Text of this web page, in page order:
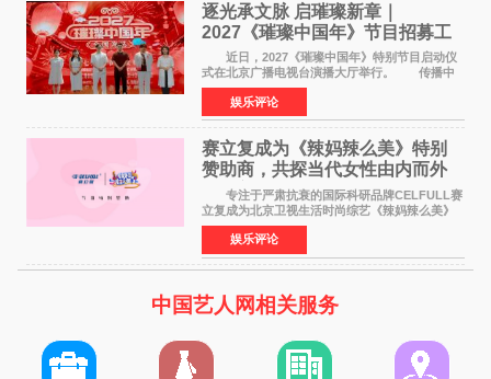
逐光承文脉 启璀璨新章｜
2027《璀璨中国年》节目招募工
作圆满启动
近日，2027《璀璨中国年》特别节目启动仪
式在北京广播电视台演播大厅举行。 传播中
华优秀传统文化，弘扬纯正国风艺术，打造高规
格、高质感、正能量的文艺盛典，是璀璨中国年
矢志不渝的初心
娱乐评论
赛立复成为《辣妈辣么美》特别
赞助商，共探当代女性由内而外
活力美
专注于严肃抗衰的国际科研品牌CELFULL赛
立复成为北京卫视生活时尚综艺《辣妈辣么美》
的特别赞助商,明星辣妈袁咏仪倾情参与，向广大
都市女性传递健康生活新主张，寄语当代女性在
家庭与自我之间
娱乐评论
中国艺人网相关服务